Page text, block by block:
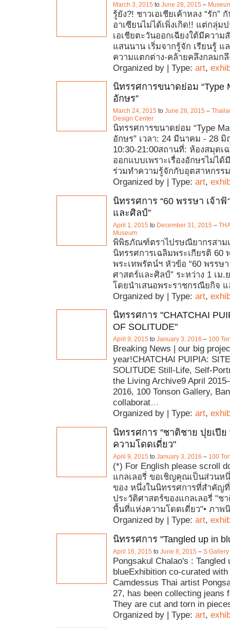
March 3, 2015 to June 28, 2015 –
รู้ยัง?! ชาวเอเชียเค้าหลง “รัก”
อาเซียนไม่ได้เพิ่งเกิด!! แต่กลุ่ม
เอเชียตะวันออกเฉียงใต้มีควา
แสนนาน เริ่มจากรู้จัก เรียนรู้ แ
ความแตกต่าง-คล้ายคลึงกลมกลึ
Organized by | Type: art,
นิทรรศการขนาดย่อม “Type
อักษร”
March 24, 2015 to June 28, 2015 –
Design Center
นิทรรศการขนาดย่อม “Type
อักษร” เวลา: 24 มีนาคม - 28 มิ
10:30-21:00สถานที่: ห้องสมุดเ
ออกแบบเพราะเรื่องอักษรไม่ไ
ร่วมทำความรู้จักกับอุตสาหกรร
Organized by | Type: art,
นิทรรศการ “60 พรรษา เจ้า
และศิลป์”
April 1, 2015 to December 31, 2015 –
Museum
พิพิธภัณฑ์ตราไปรษณียากรสาม
นิทรรศการเฉลิมพระเกียรติ 60
พระเทพรัตน์ฯ หัวข้อ “60 พรรษ
ศาสตร์และศิลป์” ระหว่าง 1 เม.
โดยนำเสนอพระราชกรณียกิจ
Organized by | Type: art,
นิทรรศการ "CHATCHAI
OF SOLITUDE"
April 9, 2015 to January 3, 2016 – 100
Breaking News | our big
year!CHATCHAI PUIPIA:
SOLITUDE Still-Life, Self-
the Living Archive9 April
2016, 100 Tonson Gallery,
collaborat…
Organized by | Type: art,
นิทรรศการ "ชาติชาย ปุยเปี
ความโดดเดี่ยว"
April 9, 2015 to January 3, 2016 – 100
(*) For English please scroll
แกลเลอรี่ ขอเชิญคุณเป็นส่วนห
ของ หนึ่งในนิทรรศการที่สำคัญ
ประวัติศาสตร์ของแกลเลอรี่ "ช
พื้นที่แห่งความโดดเดี่ยว"• ภาพนิ
Organized by | Type: art,
นิทรรศการ "Tangled up in
April 16, 2015 to June 8, 2015 – S Gallery
Pongsakul Chalao's : Tangled
blueExhibition co-curated
Camdessus Thai artist
27, has been collecting jeans
They are cut and torn in
Organized by | Type: art,